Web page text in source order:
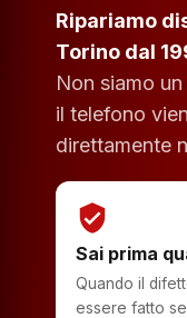
Ripariamo
Torino dal
Non siamo
il telefono
direttamente
verified_user
Sai prima
Quando il
essere fatto